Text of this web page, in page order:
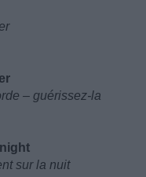
– guérissez-la
sur la nuit